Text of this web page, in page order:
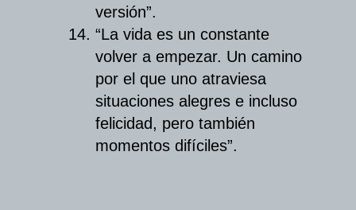
versión”.
“La vida es un constante
volver a empezar. Un camino
por el que uno atraviesa
situaciones alegres e incluso
felicidad, pero también
momentos difíciles”.